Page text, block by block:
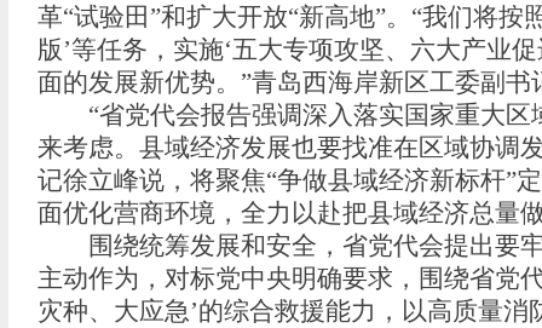
革“试验田”和扩大开放“新高地”。“我们将
版’等任务，实施‘五大专项攻坚、六大产业
面的发展新优势。”青岛西海岸新区工委副
“省党代会报告强调深入落实国家重大区
来考虑。县域经济发展也要找准在区域协调
记徐立峰说，将聚焦“争做县域经济新标杆”
面优化营商环境，全力以赴把县域经济总量
围绕统筹发展和安全，省党代会提出要牢
主动作为，对标党中央明确要求，围绕省党
灾种、大应急’的综合救援能力，以高质量